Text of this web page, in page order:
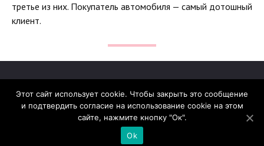
третье из них. Покупатель автомобиля — самый дотошный
клиент.
© 2026 madcats.ru
Сайт работает на теме Reboot
Этот сайт использует cookie. Чтобы закрыть это сообщение
и подтвердить согласие на использование cookie на этом
сайте, нажмите кнопку "Ок".
Ok